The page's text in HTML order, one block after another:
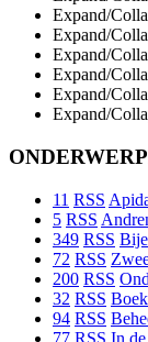
Expand/
Expand/
Expand/
Expand/
Expand/
Expand/
11 RSS
5 RSS
349 RSS
72 RSS
200 RSS
32 RSS
94 RSS
77 RSS In